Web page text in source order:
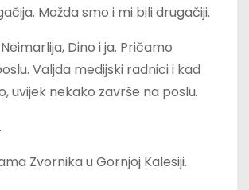
Možda smo i mi bili drugačiji.
Dino i ja. Pričamo
Valjda medijski radnici i kad
uvijek nekako završe na poslu.
Zvornika u Gornjoj Kalesiji.